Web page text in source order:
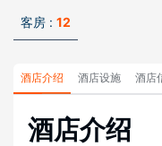
客房 : 12
酒店介绍 酒店设施 酒店
酒店介绍